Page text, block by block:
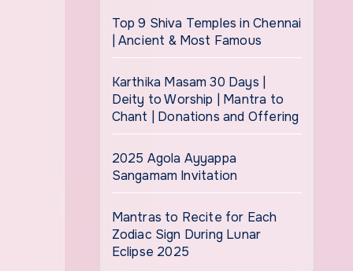
Top 9 Shiva Temples in Chennai
| Ancient & Most Famous
Karthika Masam 30 Days |
Deity to Worship | Mantra to
Chant | Donations and Offering
2025 Agola Ayyappa
Sangamam Invitation
Mantras to Recite for Each
Zodiac Sign During Lunar
Eclipse 2025